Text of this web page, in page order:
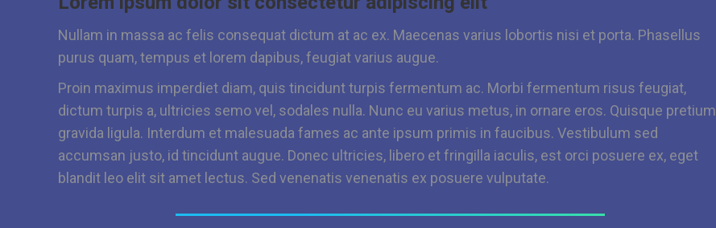
Nullam in massa ac felis consequat dictum at ac ex. Maecenas varius lobortis nisi et porta. Phasellus
purus quam, tempus et lorem dapibus, feugiat varius augue.
Proin maximus imperdiet diam, quis tincidunt turpis fermentum ac. Morbi fermentum risus feugiat,
dictum turpis a, ultricies semo vel, sodales nulla. Nunc eu varius metus, in ornare eros. Quisque pretium
gravida ligula. Interdum et malesuada fames ac ante ipsum primis in faucibus. Vestibulum sed
accumsan justo, id tincidunt augue. Donec ultricies, libero et fringilla iaculis, est orci posuere ex, eget
blandit leo elit sit amet lectus. Sed venenatis venenatis ex posuere vulputate.